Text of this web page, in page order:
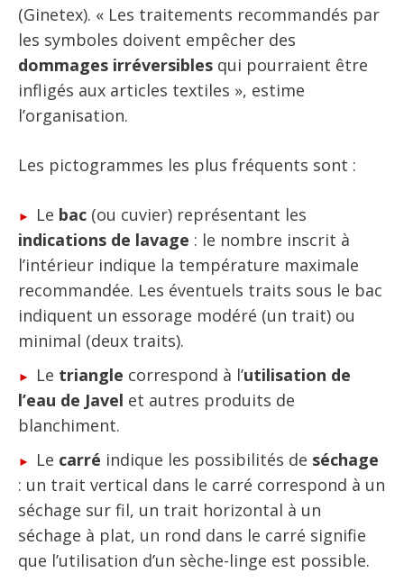
(Ginetex). « Les traitements recommandés par
les symboles doivent empêcher des
dommages irréversibles qui pourraient être
infligés aux articles textiles », estime
l’organisation.
Les pictogrammes les plus fréquents sont :
Le bac(ou cuvier) représentant les
indications de lavage : le nombre inscrit à
l’intérieur indique la température maximale
recommandée. Les éventuels traits sous le bac
indiquent un essorage modéré (un trait) ou
minimal (deux traits).
Le triangle correspond à l’utilisation de
l’eau de Javel et autres produits de
blanchiment.
Le carré indique les possibilités de séchage
: un trait vertical dans le carré correspond à un
séchage sur fil, un trait horizontal à un
séchage à plat, un rond dans le carré signifie
que l’utilisation d’un sèche-linge est possible.